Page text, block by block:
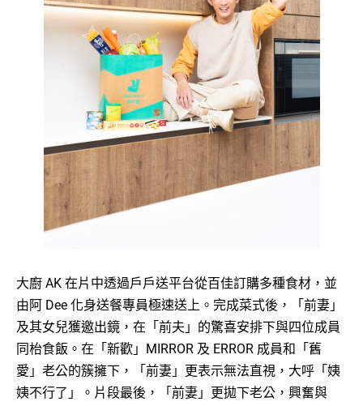
大廚 AK 在片中透過戶戶送平台從百佳訂購多種食材，並
由阿 Dee 化身送餐專員極速送上。完成菜式後，「前妻」
及其女兒獲邀出鏡，在「前夫」的驚喜安排下與四位成員
同枱食飯。在「新歡」MIRROR 及 ERROR 成員和「舊
愛」老公的簇擁下，「前妻」更表示無法直視，大呼「姨
姨不行了」。片段最後，「前妻」更拋下老公，興奮與